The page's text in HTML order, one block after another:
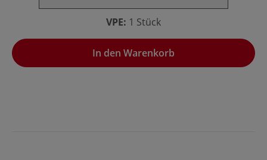
VPE: 1 Stück
In den Warenkorb